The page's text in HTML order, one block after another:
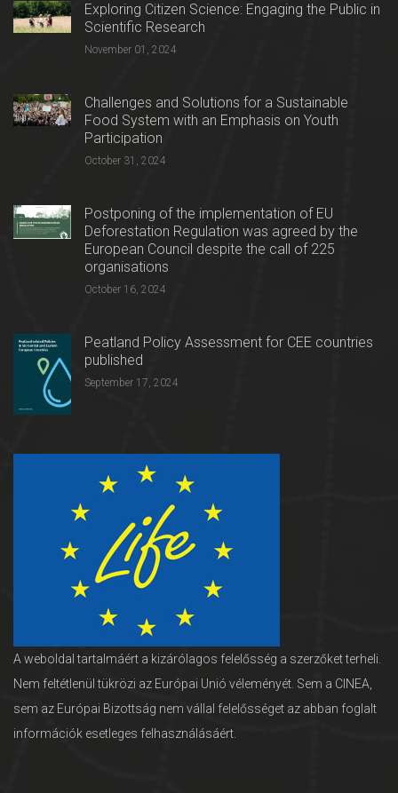
Exploring Citizen Science: Engaging the Public in
Scientific Research
November 01, 2024
Challenges and Solutions for a Sustainable
Food System with an Emphasis on Youth
Participation
October 31, 2024
Postponing of the implementation of EU
Deforestation Regulation was agreed by the
European Council despite the call of 225
organisations
October 16, 2024
Peatland Policy Assessment for CEE countries
published
September 17, 2024
A weboldal tartalmáért a kizárólagos felelősség a szerzőket terheli.
Nem feltétlenül tükrözi az Európai Unió véleményét. Sem a CINEA,
sem az Európai Bizottság nem vállal felelősséget az abban foglalt
információk esetleges felhasználásáért.